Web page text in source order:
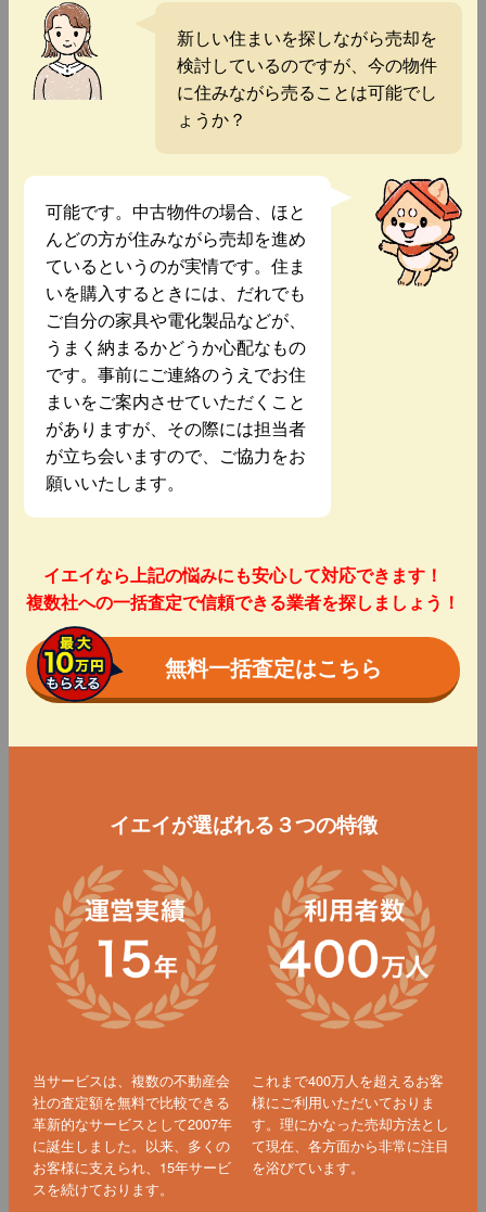
新しい住まいを探しながら売却を
検討しているのですが、今の物件
に住みながら売ることは可能でし
ょうか？
可能です。中古物件の場合、ほと
んどの方が住みながら売却を進め
ているというのが実情です。住ま
いを購入するときには、だれでも
ご自分の家具や電化製品などが、
うまく納まるかどうか心配なもの
です。事前にご連絡のうえでお住
まいをご案内させていただくこと
がありますが、その際には担当者
が立ち会いますので、ご協力をお
願いいたします。
イエイなら上記の悩みにも安心して対応できます！
複数社への一括査定で信頼できる業者を探しましょう！
無料一括査定はこちら
イエイが選ばれる３つの特徴
当サービスは、複数の不動産会
社の査定額を無料で比較できる
革新的なサービスとして2007年
に誕生しました。以来、多くの
お客様に支えられ、15年サービ
スを続けております。
これまで400万人を超えるお客
様にご利用いただいておりま
す。理にかなった売却方法とし
て現在、各方面から非常に注目
を浴びています。